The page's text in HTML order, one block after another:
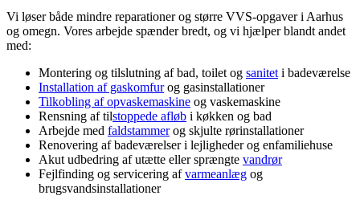
Vi løser både mindre reparationer og større VVS-opgaver i Aarhus
og omegn. Vores arbejde spænder bredt, og vi hjælper blandt andet
med:
Montering og tilslutning af bad, toilet og saniteti badeværelse
Installation af gaskomfurog gasinstallationer
Tilkobling af opvaskemaskine og vaskemaskine
Rensning af tilstoppede afløb i køkken og bad
Arbejde med faldstammerog skjulte rørinstallationer
Renovering af badeværelser i lejligheder og enfamiliehuse
Akut udbedring af utætte eller sprængte vandrør
Fejlfinding og servicering afvarmeanlæg og
brugsvandsinstallationer